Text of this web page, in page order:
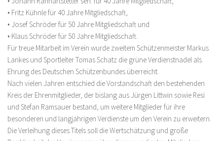
• Fritz Kühnle für 40 Jahre Mitgliedschaft,
• Josef Schröder für 50 Jahre Mitgliedschaft und
• Klaus Schröder für 50 Jahre Mitgliedschaft.
Für treue Mitarbeit im Verein wurde zweitem Schützenmeister Markus
Lankes und Sportleiter Tomas Schatz die grüne Verdienstnadel als
Ehrung des Deutschen Schützenbundes überreicht.
Nach vielen Jahren entschied die Vorstandschaft den bestehenden
Kreis der Ehrenmitglieder, der bislang aus Jürgen Littwin sowie Resi
und Stefan Ramsauer bestand, um weitere Mitglieder für ihre
besonderen und langjährigen Verdienste um den Verein zu erweitern.
Die Verleihung dieses Titels soll die Wertschätzung und große